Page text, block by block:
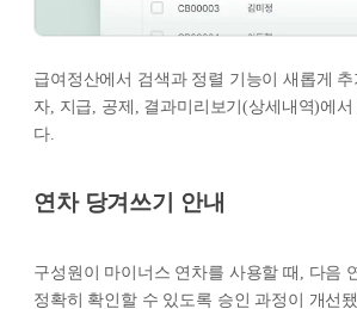
급여정산에서 검색과 정렬 기능이 새롭게
자, 지급, 공제, 결과미리보기(상세내역)에
다.
연차 당겨쓰기 안내
구성원이 마이너스 연차를 사용할 때, 다음
정확히 확인할 수 있도록 승인 과정이 개선